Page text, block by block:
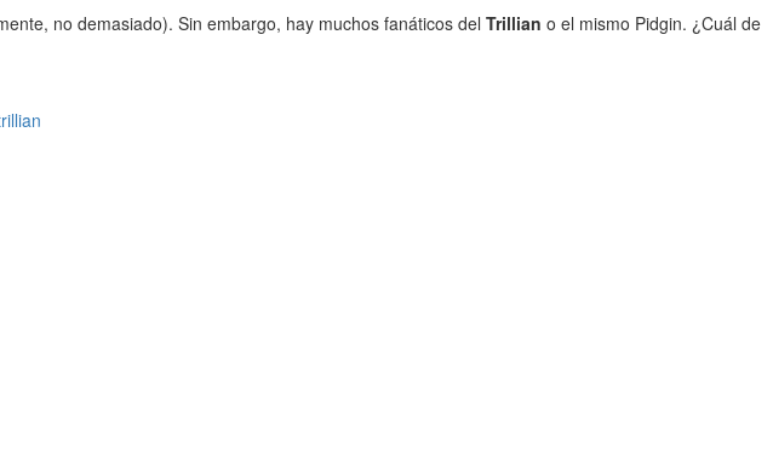
no demasiado). Sin embargo, hay muchos fanáticos del Trillian o el mismo Pidgin. ¿Cuál de